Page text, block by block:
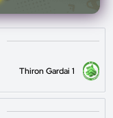
Thiron Gardai 1